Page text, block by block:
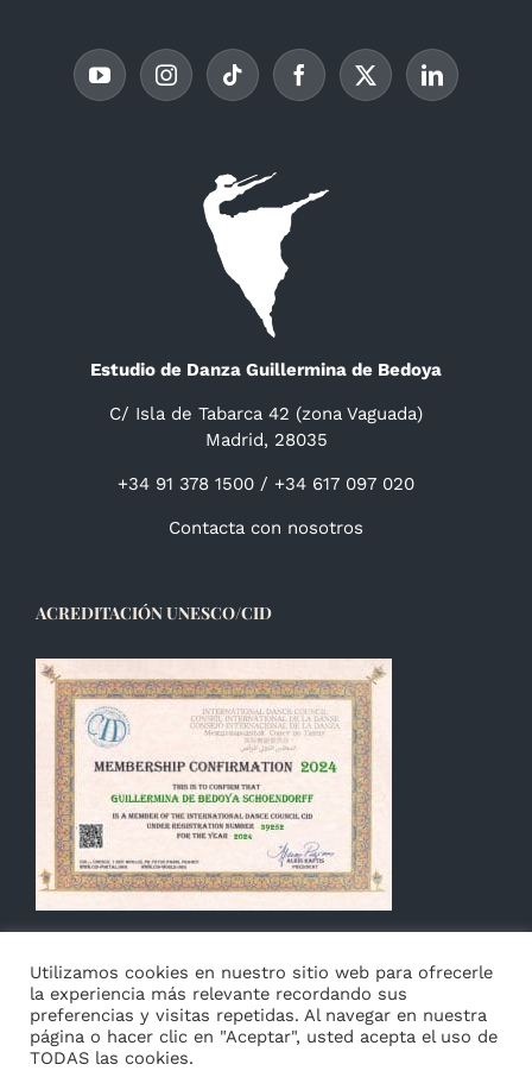
Estudio de Danza Guillermina de Bedoya
C/ Isla de Tabarca 42 (zona Vaguada)
Madrid, 28035
+34 91 378 1500 / +34 617 097 020
Contacta con nosotros
ACREDITACIÓN UNESCO/CID
© Copyright 2014 -
Utilizamos cookies en nuestro sitio web para ofrecerle
la experiencia más relevante recordando sus
preferencias y visitas repetidas. Al navegar en nuestra
página o hacer clic en "Aceptar", usted acepta el uso de
TODAS las cookies.